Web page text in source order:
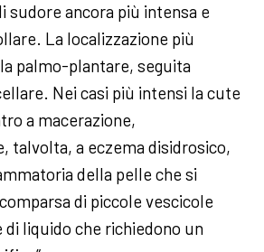
sudore ancora più intensa e
La localizzazione più
palmo-plantare, seguita
Nei casi più intensi la cute
a macerazione,
talvolta, a eczema disidrosico,
della pelle che si
di piccole vescicole
di liquido che richiedono un